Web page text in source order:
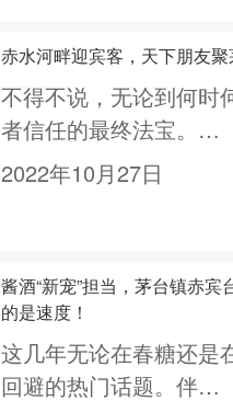
赤水河畔迎宾客，天下朋友聚
不得不说，无论到何时
者信任的最终法宝。…
2022年10月27日
酱酒“新宠”担当，茅台镇赤
的是速度！
这几年无论在春糖还是
回避的热门话题。伴…